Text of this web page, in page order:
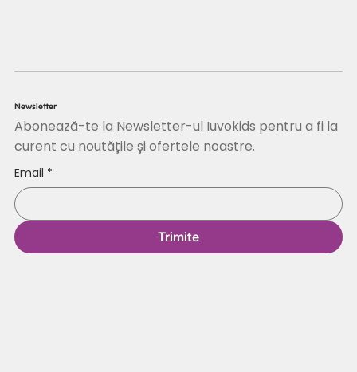
Newsletter
Abonează-te la Newsletter-ul Iuvokids pentru a fi la
curent cu noutățile și ofertele noastre.
Email *
Trimite